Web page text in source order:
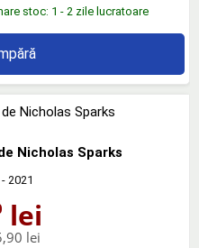
stoc: 1 - 2 zile lucratoare
Nicholas Sparks
- 2021
lei
lei